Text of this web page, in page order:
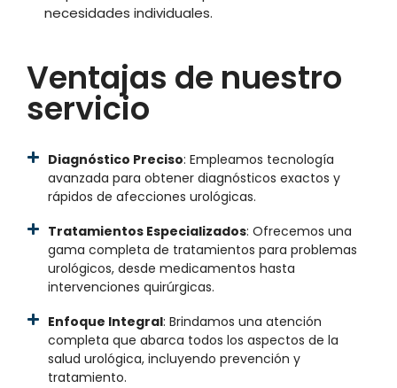
necesidades individuales.
Ventajas de nuestro
servicio
Diagnóstico Preciso: Empleamos tecnología
avanzada para obtener diagnósticos exactos y
rápidos de afecciones urológicas.
Tratamientos Especializados: Ofrecemos una
gama completa de tratamientos para problemas
urológicos, desde medicamentos hasta
intervenciones quirúrgicas.
Enfoque Integral: Brindamos una atención
completa que abarca todos los aspectos de la
salud urológica, incluyendo prevención y
tratamiento.